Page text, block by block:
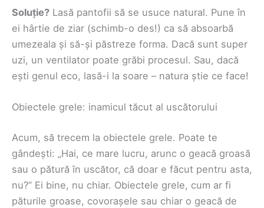
Soluție? Lasă pantofii să se usuce natural. Pune în
ei hârtie de ziar (schimb-o des!) ca să absoarbă
umezeala și să-și păstreze forma. Dacă sunt super
uzi, un ventilator poate grăbi procesul. Sau, dacă
ești genul eco, lasă-i la soare – natura știe ce face!
Obiectele grele: inamicul tăcut al uscătorului
Acum, să trecem la obiectele grele. Poate te
gândești: „Hai, ce mare lucru, arunc o geacă groasă
sau o pătură în uscător, că doar e făcut pentru asta,
nu?” Ei bine, nu chiar. Obiectele grele, cum ar fi
păturile groase, covorașele sau chiar o geacă de